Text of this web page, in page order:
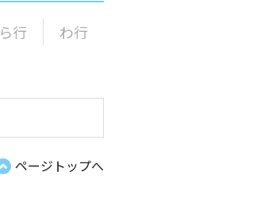
ら行 わ行
ページトップへ